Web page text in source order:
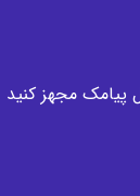
پیامک مجهز کنید